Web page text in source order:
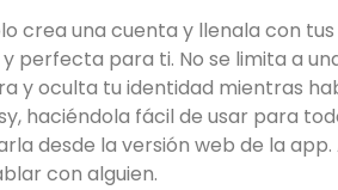
crea una cuenta y llenala con tus
perfecta para ti. No se limita a
y oculta tu identidad mientras
haciéndola fácil de usar para
desde la versión web de la app.
con alguien.